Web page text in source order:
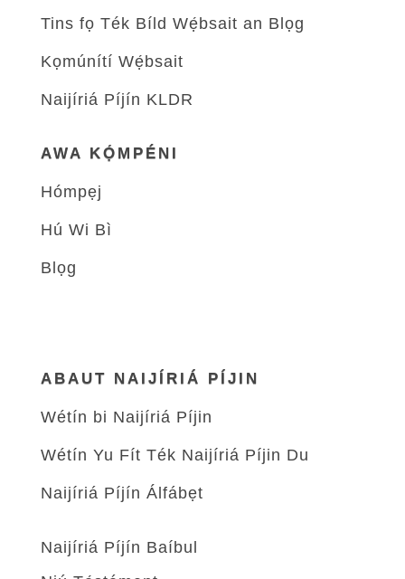
Tins fọ Ték Bíld Wẹ́bsait an Blọg
Kọmúnítí Wẹ́bsait
Naijíriá Píjín KLDR
AWA KỌ́MPÉNI
Hómpẹj
Hú Wi Bì
Blọg
ABAUT NAIJÍRIÁ PÍJIN
Wétín bi Naijíriá Píjin
Wétín Yu Fít Ték Naijíriá Píjin Du
Naijíriá Píjín Álfábẹt
Naijíriá Píjín Baíbul